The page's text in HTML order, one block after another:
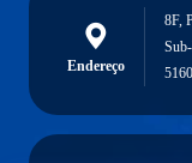
Endereço
8F,